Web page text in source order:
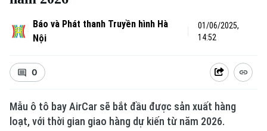
Báo và Phát thanh Truyền hình Hà
Nội
01/06/2025,
14:52
0
Mẫu ô tô bay AirCar sẽ bắt đầu được sản xuất hàng
loạt, với thời gian giao hàng dự kiến từ năm 2026.